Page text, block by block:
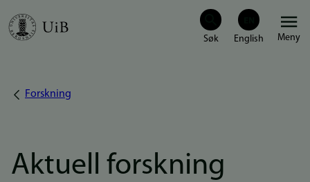
Hopp
Meny
Navigasjonssti
Forskning
Aktuell forskning